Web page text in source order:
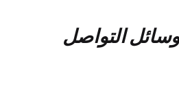
التواصل